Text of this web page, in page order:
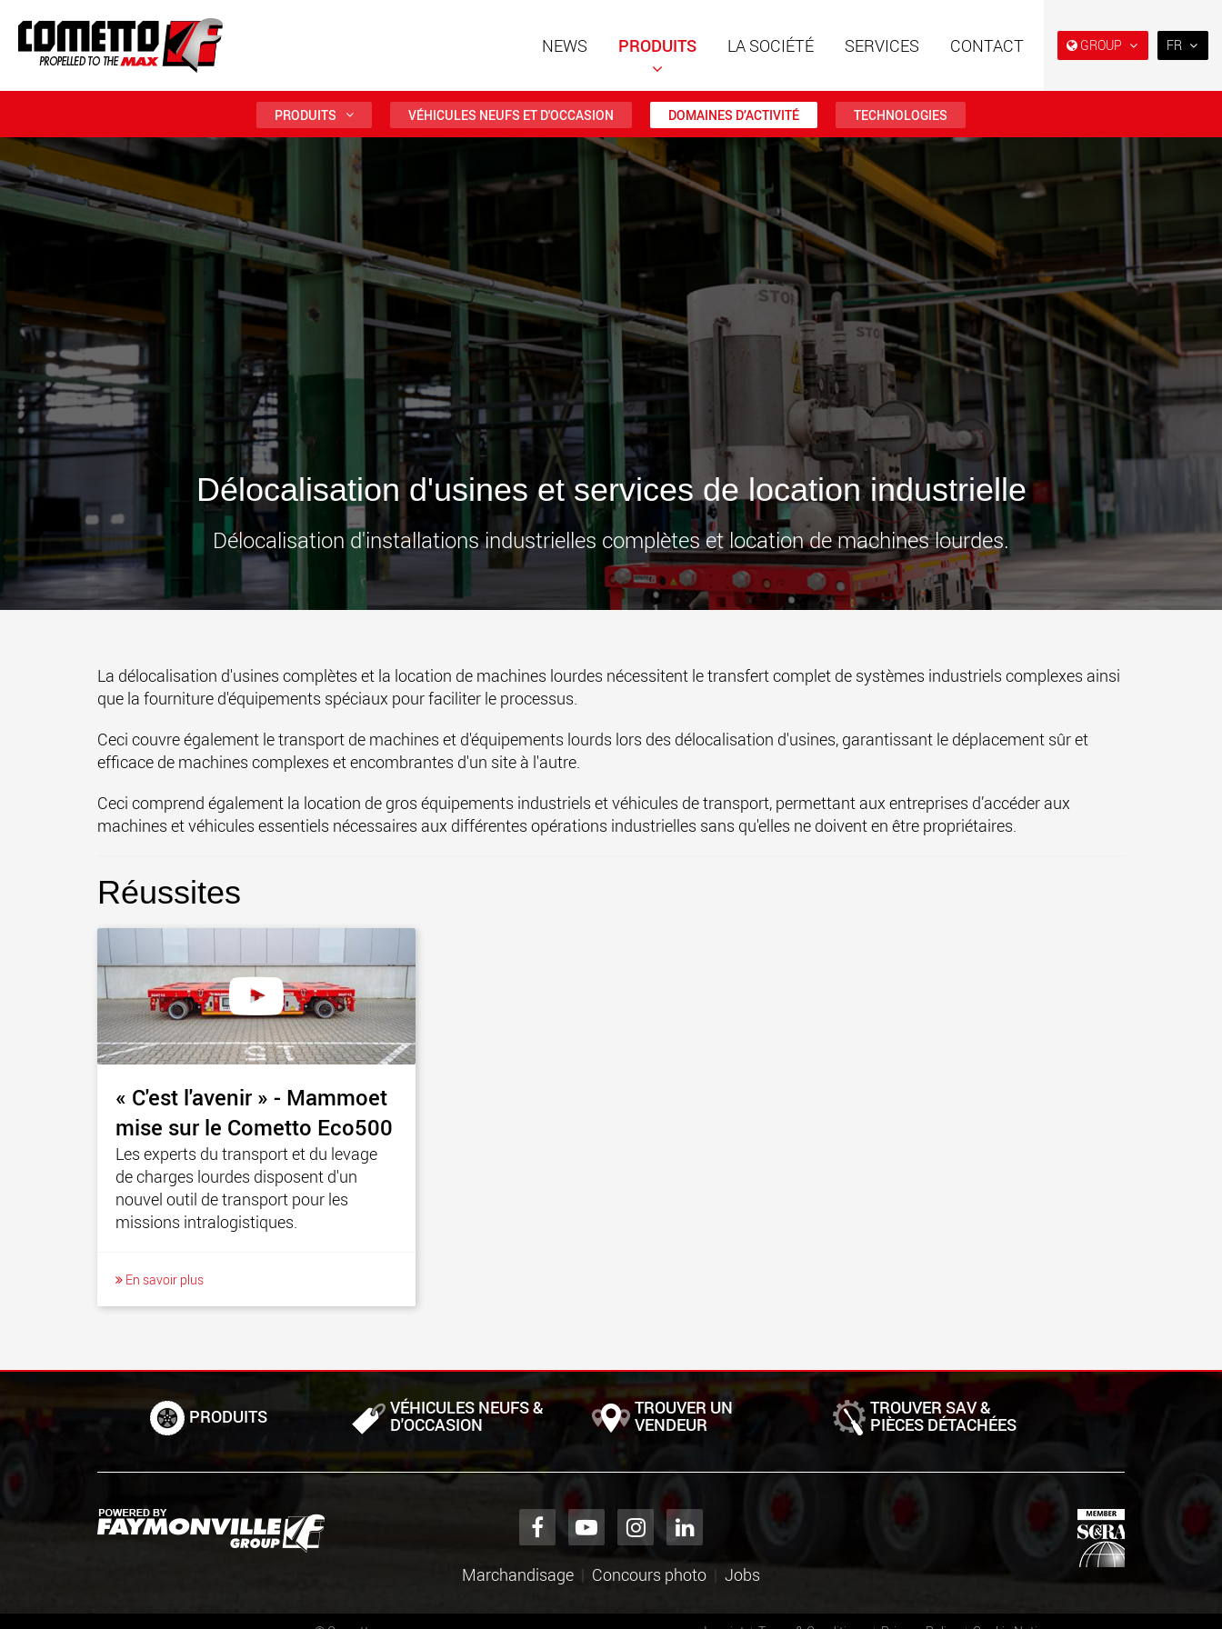
GROUP
Remorques spéciales à
structure modulaire pour des
charges utiles de 15 t à 123 t
www.maxtrailer.eu
Véhicules électriques avec
des capacités de charge à
partir de 5 t
www.maxtrailer.us
Remorques spéciales pour
des charges utiles de 20 t
jusqu’à 500 t
www.faymonville.com
Véhicules électriques avec
des capacités de charge à
partir de 5 t
www.morello.eu.com
Véhicules électriques pour
des charges plus légères aux
États-Unis
www.morello.us.com
SPMT et véhicules industriels
pour des charges utiles
jusqu’à 25 000 t et au-delà
FR
IT
PT(BR)
NEWS PRODUITS LA SOCIÉTÉ SERVICES CONTACT
PRODUITS VÉHICULES NEUFS ET D'OCCASION DOMAINES D’ACTIVITÉ TECHNOLOGIES
Délocalisation d'usines et services de location industrielle
Délocalisation d'installations industrielles complètes et location de machines lourdes.
La délocalisation d'usines complètes et la location de machines lourdes nécessitent le transfert complet de systèmes industriels complexes ainsi
que la fourniture d'équipements spéciaux pour faciliter le processus.
Ceci couvre également le transport de machines et d'équipements lourds lors des délocalisation d'usines, garantissant le déplacement sûr et
efficace de machines complexes et encombrantes d'un site à l'autre.
Ceci comprend également la location de gros équipements industriels et véhicules de transport, permettant aux entreprises d’accéder aux
machines et véhicules essentiels nécessaires aux différentes opérations industrielles sans qu'elles ne doivent en être propriétaires.
Réussites
« C'est l'avenir » - Mammoet
mise sur le Cometto Eco500
Les experts du transport et du levage
de charges lourdes disposent d'un
nouvel outil de transport pour les
missions intralogistiques.
En savoir plus
PRODUITS VÉHICULES NEUFS &
D'OCCASION
TROUVER UN
VENDEUR
TROUVER SAV &
PIÈCES DÉTACHÉES
Marchandisage Concours photo Jobs